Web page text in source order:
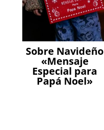
Sobre Navideño
«Mensaje
Especial para
Papá Noel»